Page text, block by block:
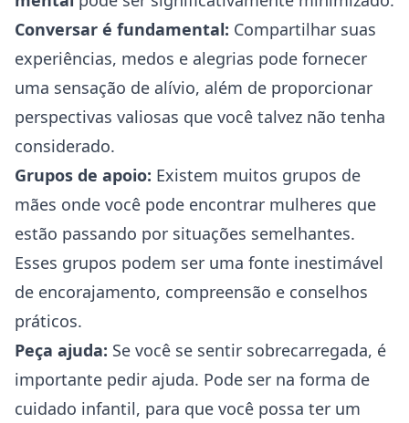
Conversar é fundamental: Compartilhar suas
experiências, medos e alegrias pode fornecer
uma sensação de alívio, além de proporcionar
perspectivas valiosas que você talvez não tenha
considerado.
Grupos de apoio: Existem muitos grupos de
mães onde você pode encontrar mulheres que
estão passando por situações semelhantes.
Esses grupos podem ser uma fonte inestimável
de encorajamento, compreensão e conselhos
práticos.
Peça ajuda: Se você se sentir sobrecarregada, é
importante pedir ajuda. Pode ser na forma de
cuidado infantil, para que você possa ter um